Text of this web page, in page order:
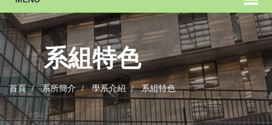
系組特色
首頁 系所簡介 學系介紹 系組特色